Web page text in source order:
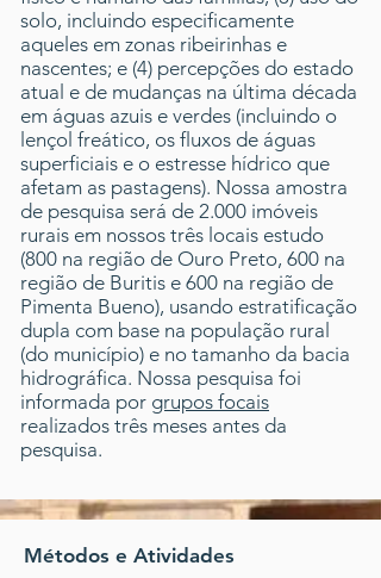
solo, incluindo especificamente
aqueles em zonas ribeirinhas e
nascentes; e (4) percepções do estado
atual e de mudanças na última década
em águas azuis e verdes (incluindo o
lençol freático, os fluxos de águas
superficiais e o estresse hídrico que
afetam as pastagens). Nossa amostra
de pesquisa será de 2.000 imóveis
rurais em nossos três locais estudo
(800 na região de Ouro Preto, 600 na
região de Buritis e 600 na região de
Pimenta Bueno), usando estratificação
dupla com base na população rural
(do município) e no tamanho da bacia
hidrográfica. Nossa pesquisa foi
informada por grupos focais
realizados três meses antes da
pesquisa.
Métodos e Atividades